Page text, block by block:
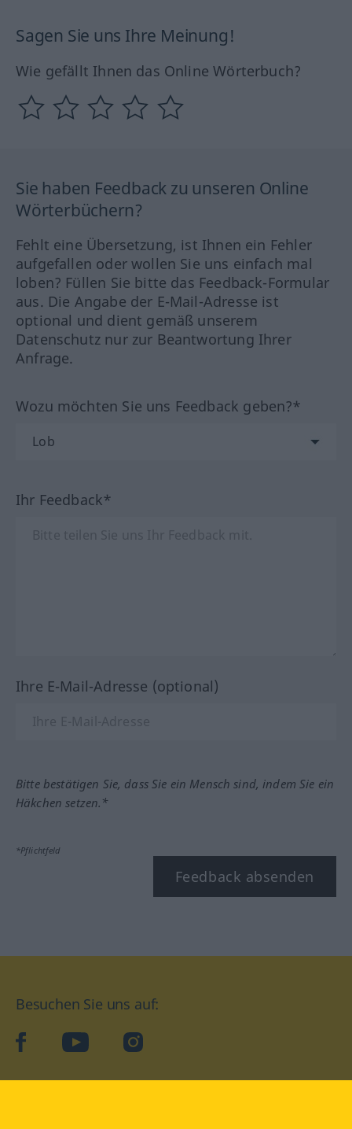
Sagen Sie uns Ihre Meinung!
Wie gefällt Ihnen das Online Wörterbuch?
Sie haben Feedback zu unseren Online
Wörterbüchern?
Fehlt eine Übersetzung, ist Ihnen ein Fehler
aufgefallen oder wollen Sie uns einfach mal
loben? Füllen Sie bitte das Feedback-Formular
aus. Die Angabe der E-Mail-Adresse ist
optional und dient gemäß unserem
Datenschutz nur zur Beantwortung Ihrer
Anfrage.
Wozu möchten Sie uns Feedback geben?*
Ihr Feedback*
Ihre E-Mail-Adresse (optional)
Bitte bestätigen Sie, dass Sie ein Mensch sind, indem Sie ein
Häkchen setzen.*
*Pflichtfeld
Feedback absenden
Besuchen Sie uns auf:
facebookYouTube Instagram